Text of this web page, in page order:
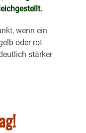
wenn ein
oder rot
stärker